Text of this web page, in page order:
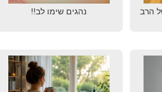
הרב
נהגים שימו לב!!